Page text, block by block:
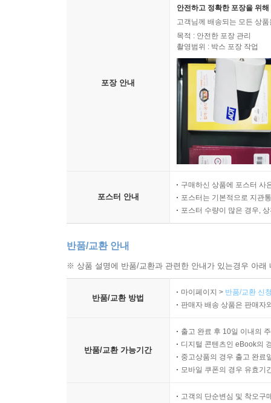
포장 안내
안전하고 정확한 포장을 위
고객님께 배송되는 모든 상
목적 : 안전한 포장 관리
촬영범위 : 박스 포장 작업
포스터 안내
구매하신 상품에 포스터 사
포스터는 기본적으로 지관
포스터 수량이 많은 경우,
반품/교환 안내
※ 상품 설명에 반품/교환과 관련한 안내가 있는경우 아
반품/교환 방법
마이페이지 > 반품/교환 신
판매자 배송 상품은 판매자
반품/교환 가능기간
출고 완료 후 10일 이내의
디지털 콘텐츠인 eBook의
중고상품의 경우 출고 완료
모바일 쿠폰의 경우 유효기
고객의 단순변심 및 착오구